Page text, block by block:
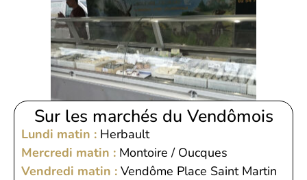
Sur les marchés du Vendômois
Lundi matin : Herbault
Mercredi matin : Montoire / Oucques
Vendredi matin : Vendôme Place Saint Martin